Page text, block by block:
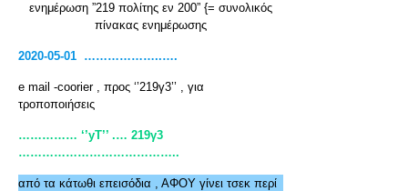
ενημέρωση ”219 πολίτης εν 200” {= συνολικός
πίνακας ενημέρωσης
2020-05-01 ………………..….
e mail -coorier , προς ‘’219γ3’’ , για
τροποποιήσεις
…………… ‘’yT’’ .… 219γ3
…………………………………..
από τα κάτωθι επεισόδια , ΑΦΟΥ γίνει τσεκ περί